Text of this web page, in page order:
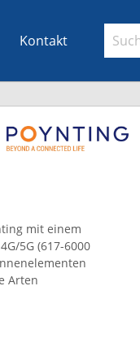
Kontakt
mit einem
5G (617-6000
Arten